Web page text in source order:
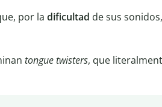
por la dificultad de sus
tongue twisters, que